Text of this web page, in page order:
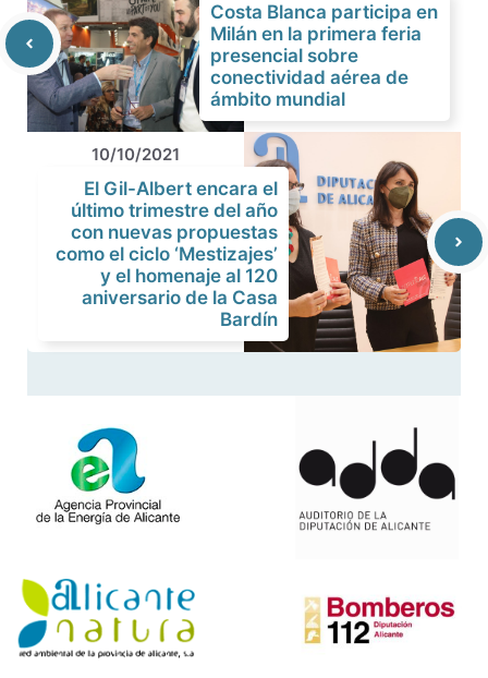
Costa Blanca participa en
Milán en la primera feria
presencial sobre
conectividad aérea de
ámbito mundial
10/10/2021
El Gil-Albert encara el
último trimestre del año
con nuevas propuestas
como el ciclo ‘Mestizajes’
y el homenaje al 120
aniversario de la Casa
Bardín